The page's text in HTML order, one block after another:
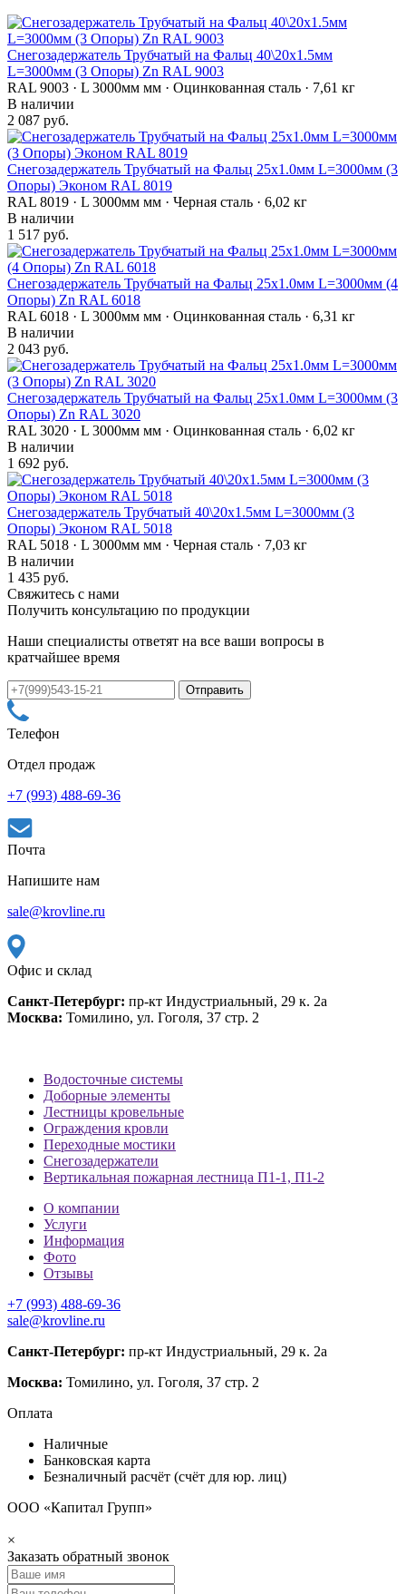
Снегозадержатель Трубчатый на Фальц 40\20х1.5мм
L=3000мм (3 Опоры) Zn RAL 9003
RAL 9003 · L 3000мм мм · Оцинкованная сталь · 7,61 кг
В наличии
2 087 руб.
Снегозадержатель Трубчатый на Фальц 25х1.0мм L=3000мм (3
Опоры) Эконом RAL 8019
RAL 8019 · L 3000мм мм · Черная сталь · 6,02 кг
В наличии
1 517 руб.
Снегозадержатель Трубчатый на Фальц 25х1.0мм L=3000мм (4
Опоры) Zn RAL 6018
RAL 6018 · L 3000мм мм · Оцинкованная сталь · 6,31 кг
В наличии
2 043 руб.
Снегозадержатель Трубчатый на Фальц 25х1.0мм L=3000мм (3
Опоры) Zn RAL 3020
RAL 3020 · L 3000мм мм · Оцинкованная сталь · 6,02 кг
В наличии
1 692 руб.
Снегозадержатель Трубчатый 40\20х1.5мм L=3000мм (3
Опоры) Эконом RAL 5018
RAL 5018 · L 3000мм мм · Черная сталь · 7,03 кг
В наличии
1 435 руб.
Свяжитесь с нами
Получить консультацию по продукции
Наши специалисты ответят на все ваши вопросы в
кратчайшее время
Телефон
Отдел продаж
+7 (993) 488-69-36
Почта
Напишите нам
sale@krovline.ru
Офис и склад
Санкт-Петербург: пр-кт Индустриальный, 29 к. 2а
Москва: Томилино, ул. Гоголя, 37 стр. 2
Водосточные системы
Доборные элементы
Лестницы кровельные
Ограждения кровли
Переходные мостики
Снегозадержатели
Вертикальная пожарная лестница П1-1, П1-2
О компании
Услуги
Информация
Фото
Отзывы
+7 (993) 488-69-36
sale@krovline.ru
Санкт-Петербург: пр-кт Индустриальный, 29 к. 2а
Москва: Томилино, ул. Гоголя, 37 стр. 2
Оплата
Наличные
Банковская карта
Безналичный расчёт (счёт для юр. лиц)
ООО «Капитал Групп»
×
Заказать обратный звонок